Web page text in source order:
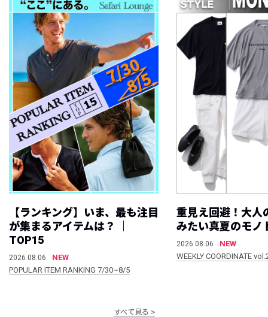
【ランキング】いま、最も注目
が集まるアイテムは？ ｜
TOP15
2026.08.06
NEW
POPULAR ITEM RANKING 7/30~8/5
重見え回避！大人
みたい真夏のモノ
2026.08.06
NEW
WEEKLY COORDINATE
すべて見る